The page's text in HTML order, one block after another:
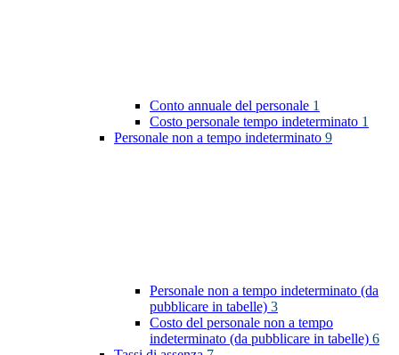
Conto annuale del personale 1
Costo personale tempo indeterminato 1
Personale non a tempo indeterminato 9
Personale non a tempo indeterminato (da
pubblicare in tabelle) 3
Costo del personale non a tempo
indeterminato (da pubblicare in tabelle) 6